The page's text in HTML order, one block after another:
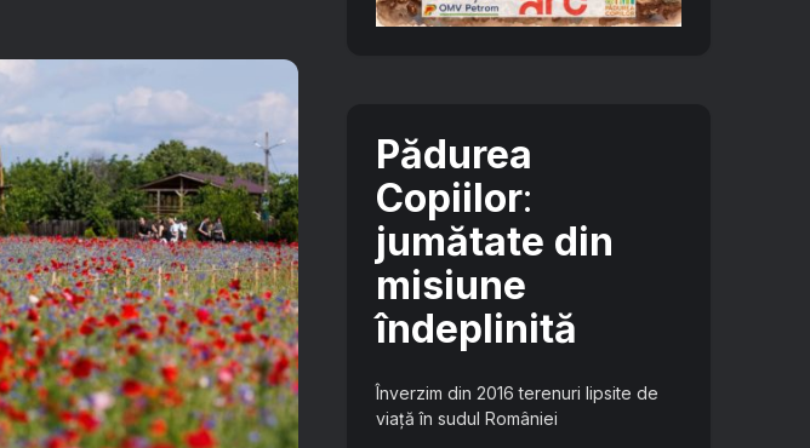
Pădurea
Copiilor:
jumătate din
misiune
îndeplinită
Înverzim din 2016 terenuri lipsite de
viață în sudul României